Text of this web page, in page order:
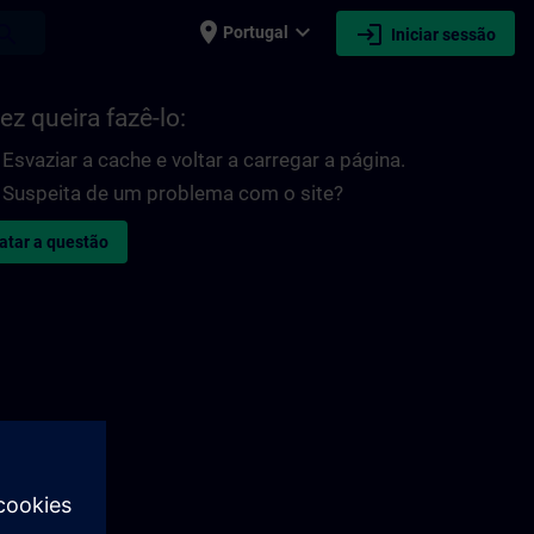
place Portugal expand_more login Iniciar sessão
queira fazê-lo:
Esvaziar a cache e voltar a carregar a página.
Suspeita de um problema com o site?
a questão